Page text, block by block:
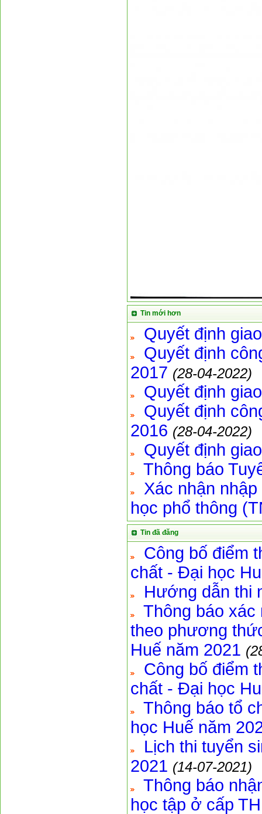
Tin mới hơn
Quyết định
Quyết định
2017 (28-04-2022)
Quyết định
Quyết định
2016 (28-04-2022)
Quyết định
Thông báo
Xác nhận
học phổ thông
Tin đã đăng
Công bố điểm
chất - Đại học
Hướng dẫn thi
Thông báo
theo phương
Huế năm 2021
Công bố điểm
chất - Đại học
Thông báo tổ
học Huế năm
Lịch thi tuyển
2021 (14-07-2021)
Thông báo
học tập ở cấp